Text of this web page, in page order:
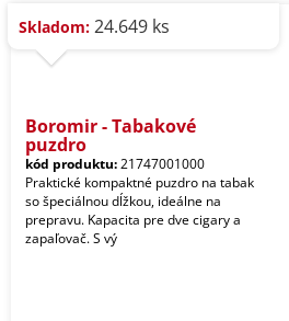
Skladom: 24.649 ks
Boromir - Tabakové
puzdro
kód produktu:21747001000
Praktické kompaktné puzdro na tabak
so špeciálnou dĺžkou, ideálne na
prepravu. Kapacita pre dve cigary a
zapaľovač. S vý